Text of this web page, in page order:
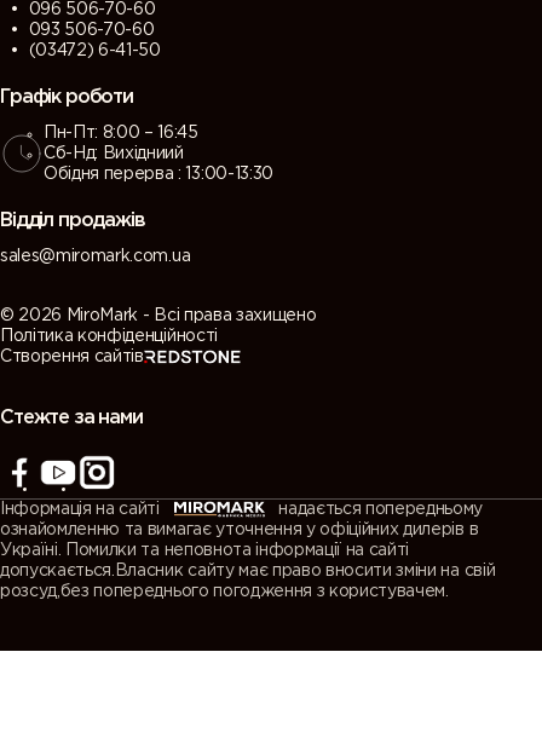
096 506-70-60
093 506-70-60
(03472) 6-41-50
Графік роботи
Пн-Пт: 8:00 – 16:45
Сб-Нд: Вихідниий
Обідня перерва : 13:00-13:30
Відділ продажів
sales@miromark.com.ua
© 2026 MiroMark - Всі права захищено
Політика конфіденційності
Створення сайтів
Стежте за нами
Інформація на сайті
надається попередньому
ознайомленню та вимагає уточнення у офіційних дилерів в
Україні. Помилки та неповнота інформації на сайті
допускається.Власник сайту має право вносити зміни на свій
розсуд,без попереднього погодження з користувачем.